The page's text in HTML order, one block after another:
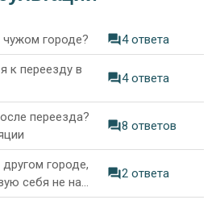
чужом городе? 4 ответа
к переезду в
4 ответа
переезда?
8 ответов
городе,
себя не на
2 ответа